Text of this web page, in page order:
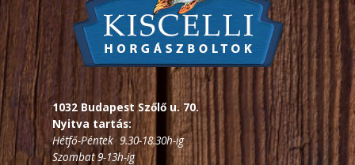
1032 Budapest Szőlő u. 70.
Nyitva tartás:
Hétfő-Péntek 9.30-18.30h-ig
Szombat 9-13h-ig